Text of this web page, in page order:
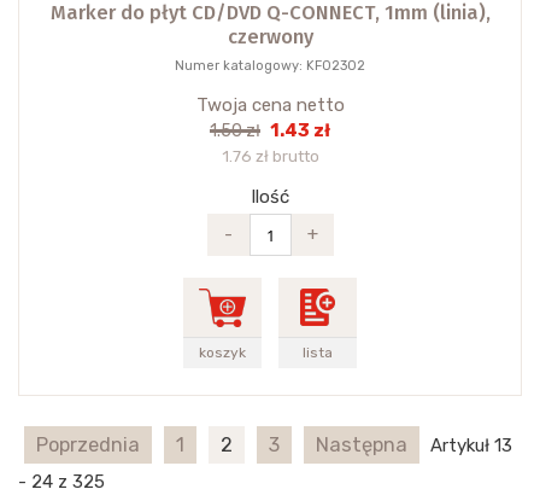
Marker do płyt CD/DVD Q-CONNECT, 1mm (linia),
czerwony
Numer katalogowy: KF02302
Twoja cena netto
1.50 zł 1.43 zł
1.76 zł brutto
Ilość
-
+
koszyk lista
Poprzednia 1 2 3 Następna
Artykuł 13
- 24 z 325